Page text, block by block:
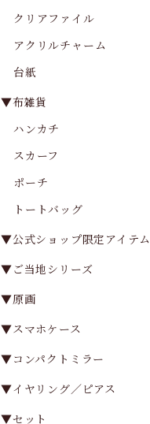
クリアファイル
アクリルチャーム
台紙
▼布雑貨
ハンカチ
スカーフ
ポーチ
トートバッグ
▼公式ショップ限定アイテム
▼ご当地シリーズ
▼原画
▼スマホケース
▼コンパクトミラー
▼イヤリング／ピアス
▼セット